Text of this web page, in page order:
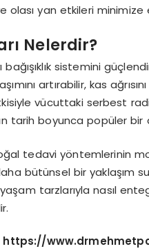
olası yan etkileri minimize
Nelerdir?
sistemini
artırabilir, kas
vücuttaki serbest
tarih boyunca popüler bir
tedavi yöntemlerinin
bütünsel bir yaklaşım
tarzlarıyla nasıl
https://